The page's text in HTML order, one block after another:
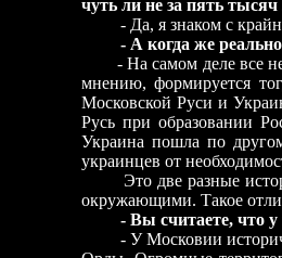
чуть ли не за пять
- Да, я знаком с
- А когда же
- На самом деле все не
мнению, формируется
Московской Руси и
Русь при образовании
Украина пошла по
украинцев от
Это две разные
окружающими. Такое
- Вы считаете, что у
- У Московии